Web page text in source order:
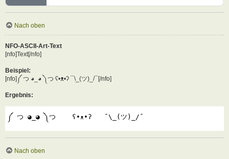
Nach oben
NFO-ASCII-Art-Text
[nfo]Text[/nfo]
Beispiel:
[nfo]༼ つ ◕_◕ ༽つ ʕ•ᴥ•ʔ ¯\_(ツ)_/¯[/nfo]
Ergebnis:
༼ つ ◕_◕ ༽つ    ʕ•ᴥ•ʔ   ¯\_(ツ)_/¯
Nach oben